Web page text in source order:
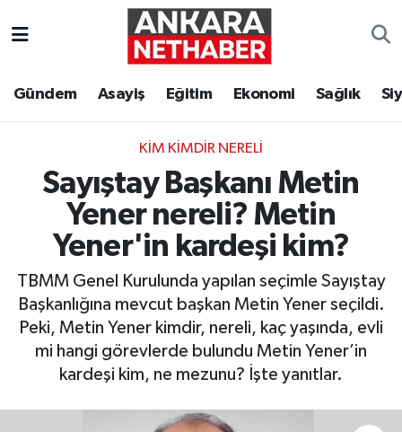
Gündem Asayiş Eğitim Ekonomi Sağlık
KIM KIMDIR NERELI
Sayıştay Başkanı Metin
Yener nereli? Metin
Yener'in kardeşi kim?
TBMM Genel Kurulunda yapılan seçimle Sayıştay
Başkanlığına mevcut başkan Metin Yener seçildi.
Peki, Metin Yener kimdir, nereli, kaç yaşında, evli
mi hangi görevlerde bulundu Metin Yener’in
kardeşi kim, ne mezunu? İşte yanıtlar.
Ekonomi
Gündem
Kim Kimdir Nereli
Resmi İlanlar
Ankara Hava Durumu
Tüm Manşetler
Son Dakika Haberleri
Haber Arşivi